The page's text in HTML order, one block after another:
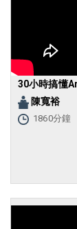
30小時搞懂
陳寬裕
1860分